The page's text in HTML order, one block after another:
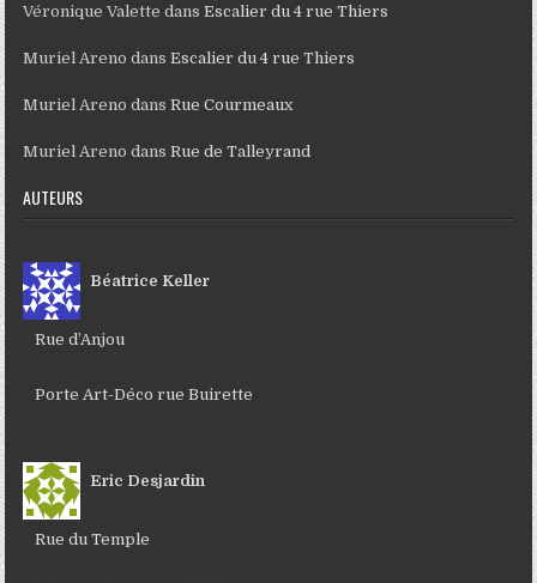
Véronique Valette dansEscalier du 4 rue Thiers
Muriel Areno dansEscalier du 4 rue Thiers
Muriel Areno dansRue Courmeaux
Muriel Areno dansRue de Talleyrand
AUTEURS
Béatrice Keller
Rue d’Anjou
Porte Art-Déco rue Buirette
Eric Desjardin
Rue du Temple